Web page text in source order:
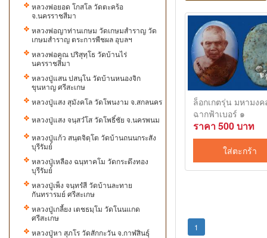
หลวงพ่อยอด​ โก​สโล​ วัด​ตะคร้อ
จ.นครราชสีมา
หลวงพ่อญาท่านเกษม วัดเกษมสำราญ วัด
เกษมสำราญ ตระการพืชผล อุบลฯ
หลวงพ่อคูณ ปริสุทฺโธ วัดบ้านไร่
นครราชสีมา
หลวงปู่แสน ปสนฺโน วัดบ้านหนองจิก
ขุนหาญ ศรีสะเกษ
หลวงปู่แสง​ สุมังคโล วัดโพนงาม จ.สกลนคร
หลวงปู่แสง​ จน​ฺ​สวํโส​ วัดโพธิ์ชัย จ.นครพนม
หลวงปู่แก้ว สนฺตจิตฺโต วัดบ้านถนนกระสัง
บุรีรัมย์
หลวงปู่เหลือง ฉนฺทาคโม วัดกระดึงทอง
บุรีรัมย์
หลวงปู่เพ็ง จนฺทรํสี วัดบ้านละทาย
กันทรารมย์ ศรีสะเกษ
หลวงปู่เกลี้ยง เตชธมฺโม วัดโนนแกด
ศรีสะเกษ
หลวงปู่หา​ สุภ​โร​ วัด​สักกะ​วัน จ.กาฬสินธุ์
ล็อกเกตรุ่น มหามงค
ฉากฟ้าเบอร์ ๑
ราคา 500 บาท
ใส่ตะกร้า
1